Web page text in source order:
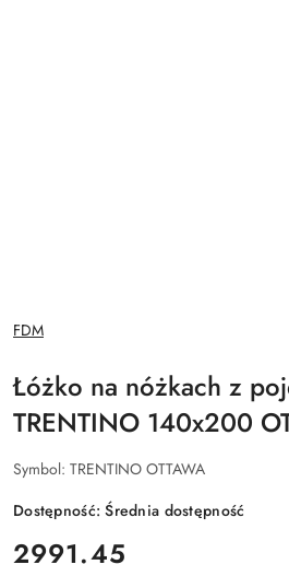
NAZWA
PRODUCENTA:
FDM
Łóżko na nóżkach z
TRENTINO 140x200
Symbol: TRENTINO OTTAWA
Dostępność:Średnia dostępność
cena:
2991.45